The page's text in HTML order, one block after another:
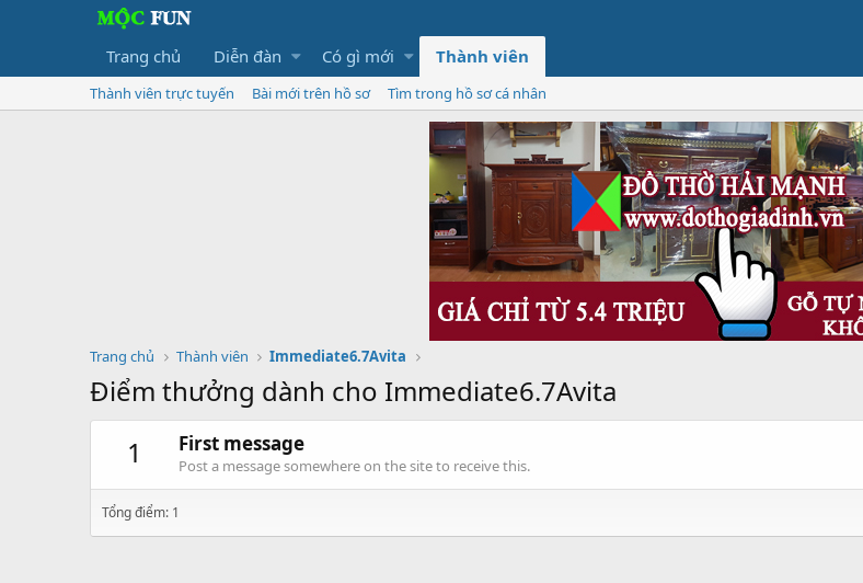
Trang chủ Diễn đàn Có gì mới Thành viên
Thành viên trực tuyến Bài mới trên hồ sơ Tìm trong hồ sơ cá nhân
Trang chủ Thành viên Immediate6.7Avita
Điểm thưởng dành cho Immediate6.7Avita
1
First message
Post a message somewhere on the site to receive this.
Tổng điểm: 1